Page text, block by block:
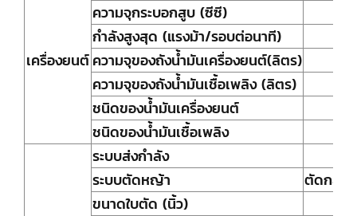
เครื่องยนต์
ความจุกระบอกสูบ (ซีซี)
กำลังสูงสุด (แรงม้า/รอบต่อนาที)
ความจุของถังน้ำมันเครื่องยนต์(ลิตร)
ความจุของถังน้ำมันเชื้อเพลิง (ลิตร)
ชนิดของน้ำมันเครื่องยนต์
ชนิดของน้ำมันเชื้อเพลิง
ระบบส่งกำลัง
ระบบตัดหญ้า
ตัดกลา
ขนาดใบตัด (นิ้ว)